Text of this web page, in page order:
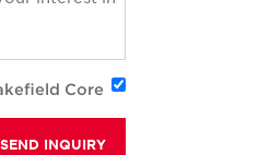
Core
SEND INQUIRY